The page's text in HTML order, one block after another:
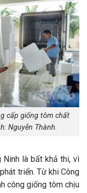
cấp giống tôm chất
Nguyễn Thành.
Ninh là bất khả thi, vì
triển. Từ khi Công
công giống tôm chịu